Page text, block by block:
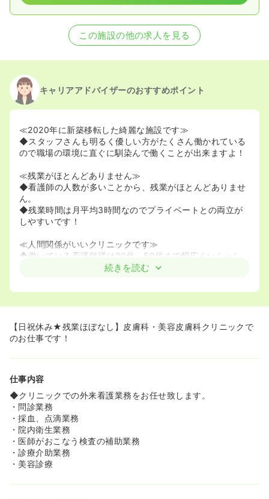
この施設の他の求人を見る
キャリアアドバイザーのおすすめポイント
≪2020年に新築移転した綺麗な施設です≫
◆スタッフさんも明るく優しい方がたくさん働かれている
ので職場の環境に直ぐに馴染んで働くことが出来ますよ！
≪残業がほとんどありません≫
◆看護師の人数が多いことから、残業がほとんどありませ
ん。
◆残業時間は月平均3時間なのでプライベートとの両立が
しやすいです！
≪人間関係がいいクリニックです≫
◆働いている看護師様は20代～50代まで幅広くいらっし
ゃいます。みなさんとてもフレンドリーで仲がいいです♪
≪しっかり教育していただけます≫
すので、困った事があったら何でもすぐに聞ける環境なの
で、中途で入職しても安心です。
続きを読む
【日祝休み★残業ほぼなし】皮膚科・美容皮膚科クリニックで
のお仕事です！
仕事内容
◆クリニックでの外来看護業務をお任せ致します。
・問診業務
・採血、点滴業務
・院内衛生業務
・医師がおこなう検査の補助業務
・診療介助業務
・美容診療